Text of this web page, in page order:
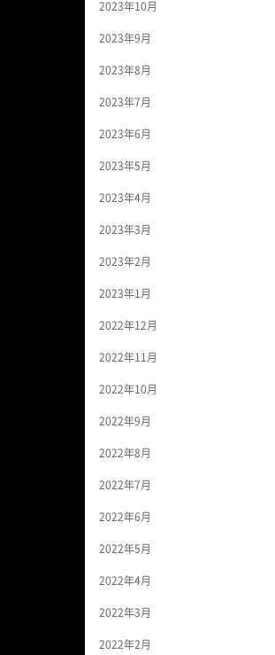
2023年10月
2023年9月
2023年8月
2023年7月
2023年6月
2023年5月
2023年4月
2023年3月
2023年2月
2023年1月
2022年12月
2022年11月
2022年10月
2022年9月
2022年8月
2022年7月
2022年6月
2022年5月
2022年4月
2022年3月
2022年2月